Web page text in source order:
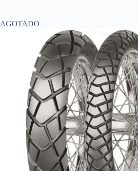
AGOTADO